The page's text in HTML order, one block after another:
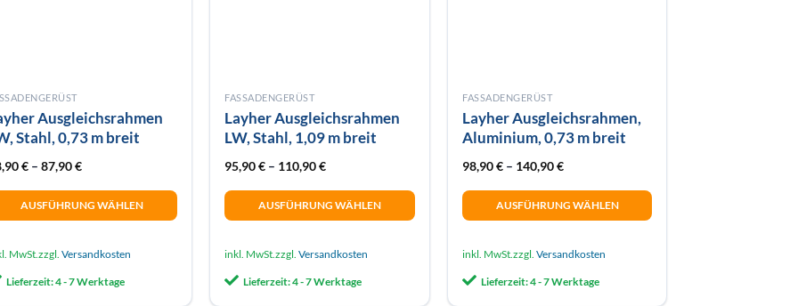
Ausgleichsrahmen
Stahl, 0,73 m breit
€– 87,90€
AUSFÜHRUNG WÄHLEN
MwSt. zzgl. Versandkosten
Lieferzeit:4 - 7 Werktage
FASSADENGERÜST
Layher Ausgleichsrahmen
LW, Stahl, 1,09 m breit
95,90€ – 110,90€
AUSFÜHRUNG WÄHLEN
Produkt
inkl. MwSt.zzgl.Versandkosten
Lieferzeit:4 - 7 Werktage
FASSADENGERÜST
Layher Ausgleichsrahmen,
Aluminium, 0,73 m breit
98,90€ – 140,90€
AUSFÜHRUNG WÄHLEN
Produkt
inkl. MwSt.zzgl.Versandkosten
Lieferzeit:4 - 7 Werktage